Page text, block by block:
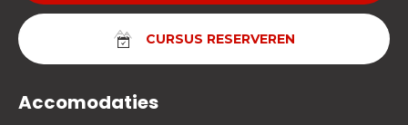
CURSUS RESERVEREN
Accomodaties